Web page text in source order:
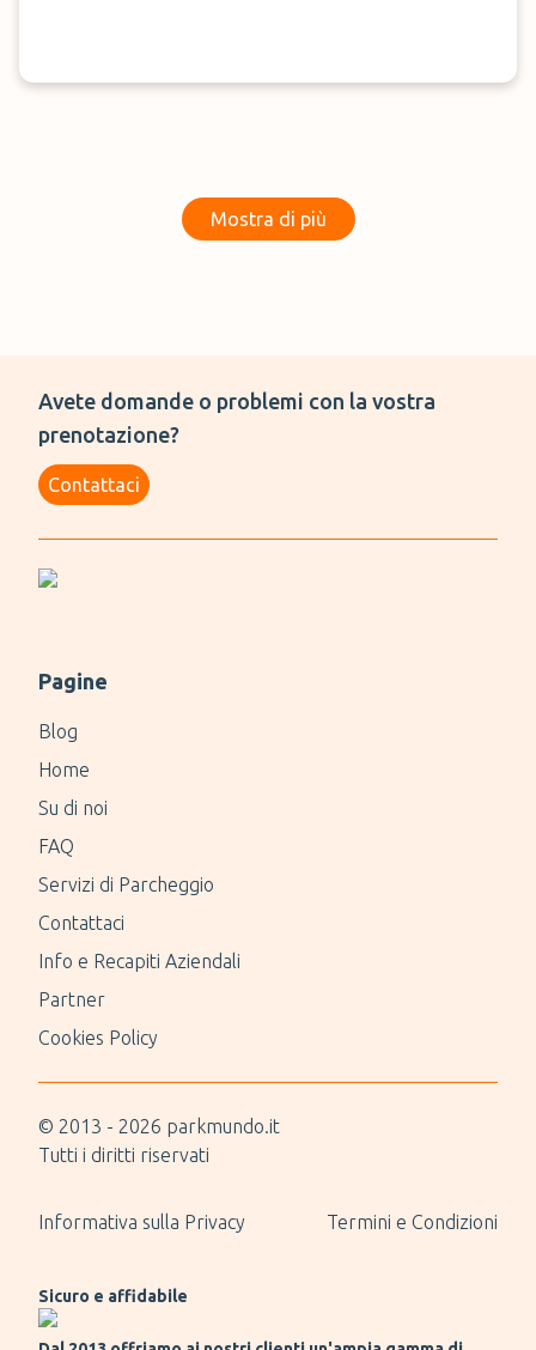
Mostra di più
Avete domande o problemi con la vostra
prenotazione?
Contattaci
Pagine
Blog
Home
Su di noi
FAQ
Servizi di Parcheggio
Contattaci
Info e Recapiti Aziendali
Partner
Cookies Policy
© 2013 - 2026 parkmundo.it
Tutti i diritti riservati
Informativa sulla Privacy Termini e Condizioni
Sicuro e affidabile